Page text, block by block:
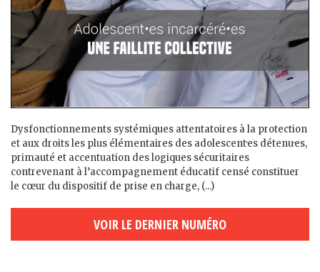
Dysfonctionnements systémiques attentatoires à la protection
et aux droits les plus élémentaires des adolescent·es détenu·es,
primauté et accentuation des logiques sécuritaires
contrevenant à l’accompagnement éducatif censé constituer
le cœur du dispositif de prise en charge, (...)
VOIR LE DERNIER NUMÉRO